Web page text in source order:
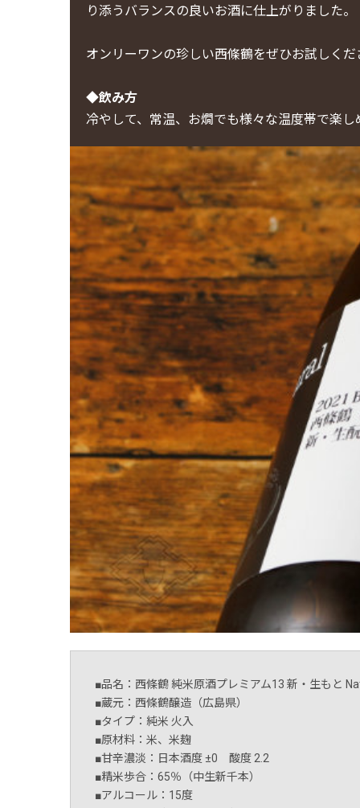
り添うバランスの良いお酒に仕上がりました。
オンリーワンの珍しい西條鶴をぜひお試しくだ
◆飲み方
冷やして、常温、お燗でも様々な温度帯で楽
■品名：西條鶴 純米原酒プレミアム13 新・生もと
■蔵元：西條鶴醸造（広島県）
■タイプ：純米 火入
■原材料：米、米麹
■甘辛濃淡：日本酒度 ±0 酸度 2.2
■精米歩合：65％（中生新千本）
■アルコール：15度